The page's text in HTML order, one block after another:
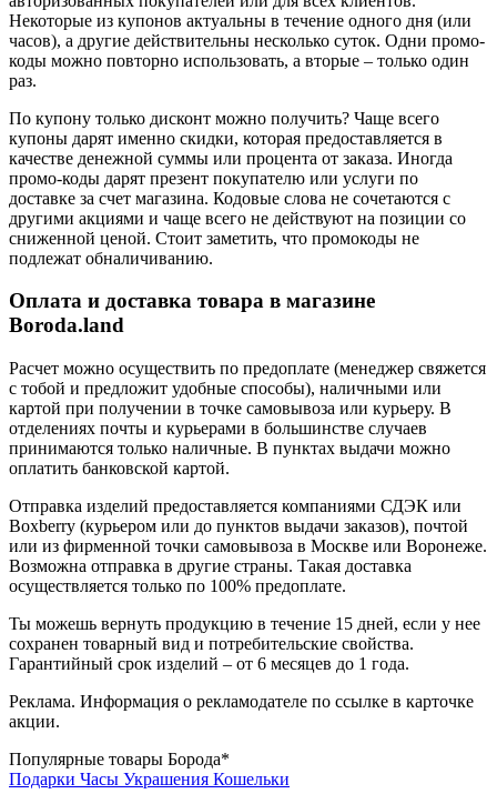
Некоторые из купонов актуальны в течение одного дня (или
часов), а другие действительны несколько суток. Одни промо-
коды можно повторно использовать, а вторые – только один
раз.
По купону только дисконт можно получить? Чаще всего
купоны дарят именно скидки, которая предоставляется в
качестве денежной суммы или процента от заказа. Иногда
промо-коды дарят презент покупателю или услуги по
доставке за счет магазина. Кодовые слова не сочетаются с
другими акциями и чаще всего не действуют на позиции со
сниженной ценой. Стоит заметить, что промокоды не
подлежат обналичиванию.
Оплата и доставка товара в магазине
Boroda.land
Расчет можно осуществить по предоплате (менеджер свяжется
с тобой и предложит удобные способы), наличными или
картой при получении в точке самовывоза или курьеру. В
отделениях почты и курьерами в большинстве случаев
принимаются только наличные. В пунктах выдачи можно
оплатить банковской картой.
Отправка изделий предоставляется компаниями СДЭК или
Boxberry (курьером или до пунктов выдачи заказов), почтой
или из фирменной точки самовывоза в Москве или Воронеже.
Возможна отправка в другие страны. Такая доставка
осуществляется только по 100% предоплате.
Ты можешь вернуть продукцию в течение 15 дней, если у нее
сохранен товарный вид и потребительские свойства.
Гарантийный срок изделий – от 6 месяцев до 1 года.
Реклама. Информация о рекламодателе по ссылке в карточке
акции.
Популярные товары Борода*
Подарки Часы Украшения Кошельки